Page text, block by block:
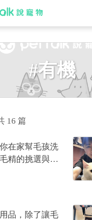
#有機
16 篇
在家幫毛孩洗
精的挑選與禁
品，除了讓毛